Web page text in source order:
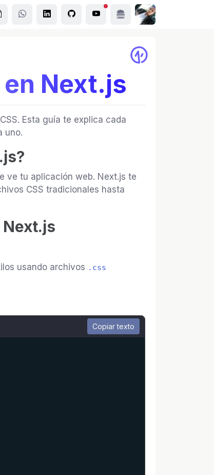
Next.js
Esta guía te explica cada
uno.
ve tu aplicación web. Next.js te
CSS tradicionales hasta
Next.js
usando archivos .css
Copiar texto